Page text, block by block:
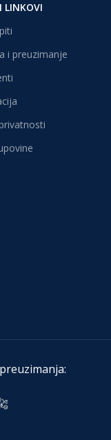
LINKOVI
i preuzimanje